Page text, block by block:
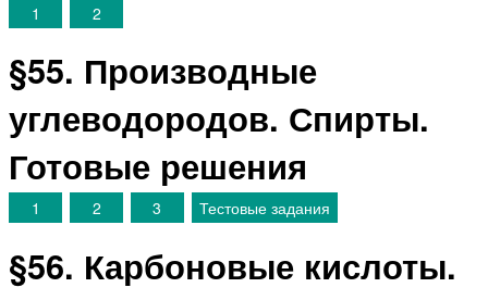
1 2
§55. Производные
углеводородов. Спирты.
Готовые решения
1 2 3 Тестовые задания
§56. Карбоновые кислоты.